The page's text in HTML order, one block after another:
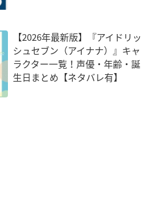
【2026年最新版】『アイドリッ
シュセブン（アイナナ）』キャ
ラクター一覧！声優・年齢・誕
生日まとめ【ネタバレ有】